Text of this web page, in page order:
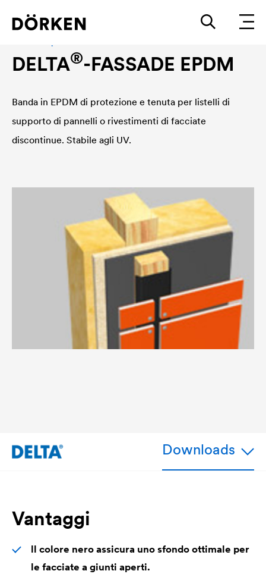
DELTA®-FASSADE EPDM
Banda in EPDM di protezione e tenuta per listelli di
supporto di pannelli o rivestimenti di facciate
discontinue. Stabile agli UV.
Downloads
Vantaggi
ll colore nero assicura uno sfondo ottimale per
le facciate a giunti aperti.